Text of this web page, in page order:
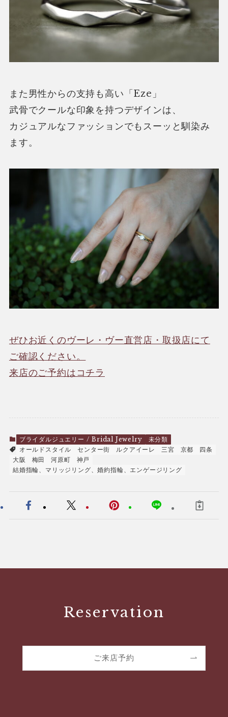
また男性からの支持も高い「Eze」
武骨でクールな印象を持つデザインは、
カジュアルなファッションでもスーッと馴染み
ます。
ぜひお近くのヴーレ・ヴー直営店・取扱店にて
ご確認ください。
来店のご予約はコチラ
ブライダルジュエリー / Bridal Jewelry
未分類
オールドスタイル
センター街 ルクアイーレ 三宮 京都
四条
大阪
梅田 河原町
神戸
結婚指輪、マリッジリング、婚約指輪、エンゲージリング
Reservation
ご来店予約